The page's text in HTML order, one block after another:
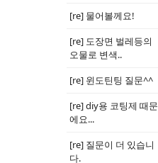
[re] 물어볼께요!
[re] 도장면 벌레등의
오물로 변색..
[re] 윈도틴팅 질문^^
[re] diy용 코팅제 때문
에요...
[re] 질문이 더 있습니
다.